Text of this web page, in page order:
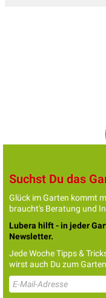
Suchst Du das
Glück im Garten kommt
braucht's Beratung und
Lubera hilft - in jeder
Newsletter.
Jede Woche Tipps &
wirst auch Du zum